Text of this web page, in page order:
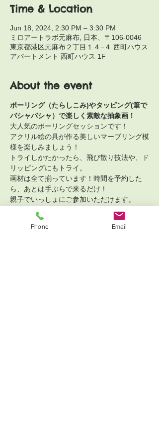
Time & Location
Jun 18, 2024, 2:30 PM – 3:30 PM
ミロアートラボ元麻布, 日本、〒106-0046
東京都港区元麻布２丁目１４−４ 西町ハウス
アパートメント 西町ハウス 1F
About the event
ポーリング（たらしこみ)やタッピング(筆で
バシャバシャ）で楽しく素敵な抽象画！
大人気のポーリングセッションです！
アクリル絵の具が作る美しいマーブリング模
様を楽しみましょう！
トライしかたかったら、飛び散り技法や、ド
リッピングにもトライ。
画材は全て揃っています！時間を予約した
ら、あとは手ぶらで来るだけ！
親子でいっしょにご参加いただけます。
Show More
Phone Email